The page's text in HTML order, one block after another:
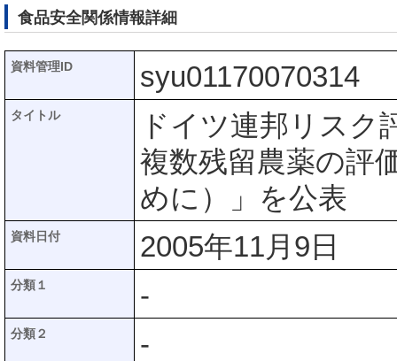
食品安全関係情報詳細
資料管理ID syu01170070314
タイトル
ドイツ連邦リスク
複数残留農薬の評
めに）」を公表
資料日付 2005年11月9日
分類１ -
分類２ -